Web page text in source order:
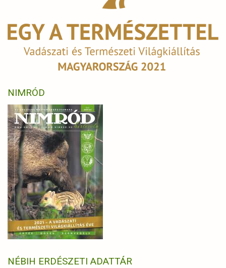
NIMRÓD
NÉBIH ERDÉSZETI ADATTÁR